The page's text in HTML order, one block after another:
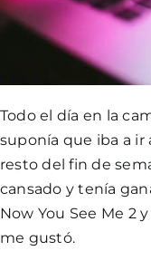
Todo el día en la
suponía que iba a ir
resto del fin de
cansado y tenía
Now You See Me 2 y
me gustó.